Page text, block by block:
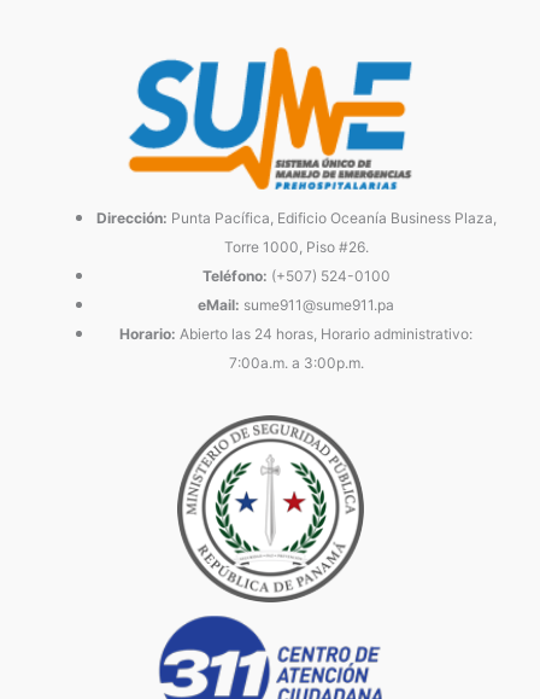
Dirección: Punta Pacífica, Edificio Oceanía Business Plaza,
Torre 1000, Piso #26.
Teléfono: (+507) 524-0100
eMail: sume911@sume911.pa
Horario: Abierto las 24 horas, Horario administrativo:
7:00a.m. a 3:00p.m.